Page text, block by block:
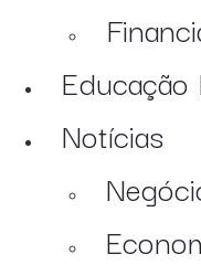
Educação
Notícias